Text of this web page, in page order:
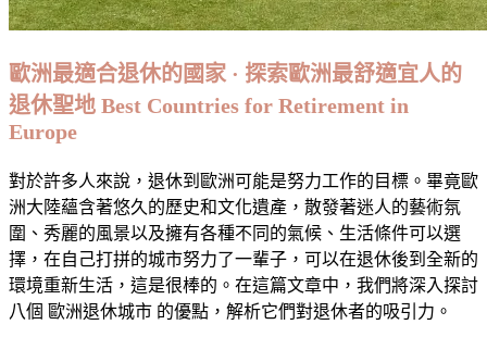
民
旅
遊
不
是
夢！
一
文
看
歐洲最適合退休的國家 · 探索歐洲最舒適宜人的
退休聖地 Best Countries for Retirement in
Europe
對於許多人來說，退休到歐洲可能是努力工作的目標。畢竟歐
洲大陸蘊含著悠久的歷史和文化遺產，散發著迷人的藝術氛
圍、秀麗的風景以及擁有各種不同的氣候、生活條件可以選
擇，在自己打拼的城市努力了一輩子，可以在退休後到全新的
環境重新生活，這是很棒的。在這篇文章中，我們將深入探討
八個 歐洲退休城市 的優點，解析它們對退休者的吸引力。